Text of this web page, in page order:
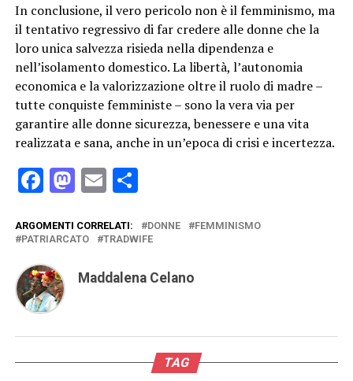
In conclusione, il vero pericolo non è il femminismo, ma
il tentativo regressivo di far credere alle donne che la
loro unica salvezza risieda nella dipendenza e
nell’isolamento domestico. La libertà, l’autonomia
economica e la valorizzazione oltre il ruolo di madre –
tutte conquiste femministe – sono la vera via per
garantire alle donne sicurezza, benessere e una vita
realizzata e sana, anche in un’epoca di crisi e incertezza.
Facebook
Mastodon
EmailCondividi
ARGOMENTI CORRELATI: DONNE
FEMMINISMO
PATRIARCATO
TRADWIFE
Maddalena Celano
TAG